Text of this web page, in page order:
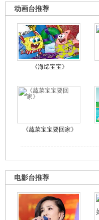
动画台推荐
《海绵宝宝》
《蔬菜宝宝要回家》
电影台推荐